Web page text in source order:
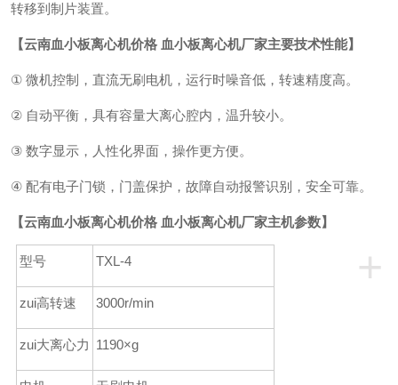
转移到制片装置。
【云南血小板离心机价格 血小板离心机厂家主要技术性能】
① 微机控制 ，直流无刷电机 ， 运行时噪音低 ，转速精度高。
② 自动平衡 ， 具有容量大离心腔内 ， 温升较小。
③ 数字显示 ，人性化界面，操作更方便。
④ 配有电子门锁，门盖保护，故障自动报警识别，安全可靠。
【云南血小板离心机价格 血小板离心机厂家主机参数】
+
型号 TXL-4
zui高转速 3000r/min
zui大离心力 1190×g